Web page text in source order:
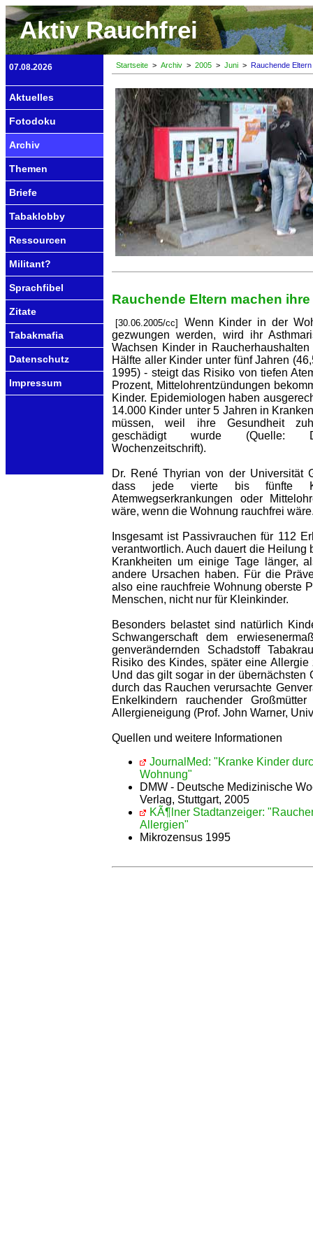
Aktiv Rauchfrei
07.08.2026
Aktuelles
Fotodoku
Archiv
Themen
Briefe
Tabaklobby
Ressourcen
Militant?
Sprachfibel
Zitate
Tabakmafia
Datenschutz
Impressum
Startseite > Archiv > 2005 > Juni > Rauchende
Rauchende Eltern machen
[30.06.2005/cc]
Wenn Kinder in der
gezwungen werden, wird ihr
Wachsen Kinder in
Hälfte aller Kinder unter fünf Jahren
1995) - steigt das Risiko von tiefen
Prozent, Mittelohrentzündungen
Kinder. Epidemiologen haben
14.000 Kinder unter 5 Jahren in
müssen, weil ihre Gesundheit
geschädigt wurde (Quelle:
Wochenzeitschrift).
Dr. René Thyrian von der Universität
dass jede vierte bis fünfte
Atemwegserkrankungen oder
wäre, wenn die Wohnung rauchfrei
Insgesamt ist Passivrauchen für 112
verantwortlich. Auch dauert die Heilung
Krankheiten um einige Tage länger,
andere Ursachen haben. Für die
also eine rauchfreie Wohnung oberste
Menschen, nicht nur für Kleinkinder.
Besonders belastet sind natürlich
Schwangerschaft dem
genverändernden Schadstoff
Risiko des Kindes, später eine
Und das gilt sogar in der übernächsten
durch das Rauchen verursachte
Enkelkindern rauchender
Allergieneigung (Prof. John Warner,
Quellen und weitere Informationen
JournalMed: "Kranke Kinder
Wohnung"
DMW - Deutsche Medizinische
Verlag, Stuttgart, 2005
KÃ¶lner Stadtanzeiger:
Allergien"
Mikrozensus 1995